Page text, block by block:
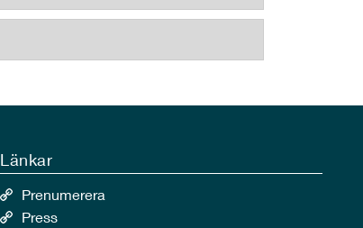
Länkar
Prenumerera
Press